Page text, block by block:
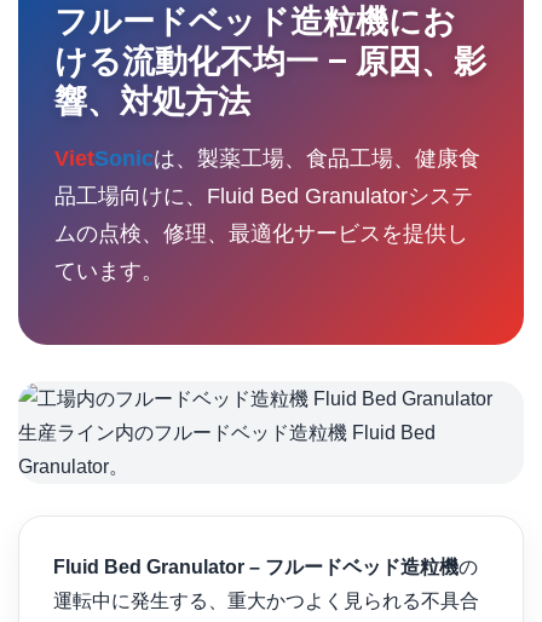
フルードベッド造粒機にお
ける流動化不均一 – 原因、影
響、対処方法
VietSonicは、製薬工場、食品工場、健康食
品工場向けに、Fluid Bed Granulatorシステ
ムの点検、修理、最適化サービスを提供し
ています。
生産ライン内のフルードベッド造粒機 Fluid Bed
Granulator。
Fluid Bed Granulator – フルードベッド造粒機の
運転中に発生する、重大かつよく見られる不具合